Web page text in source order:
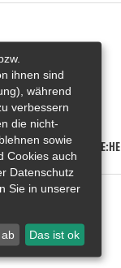
HONDA CR-V
ihnen sind
während
verbessern
die nicht-
sowie
Cookies auch
Datenschutz
Sie in unserer
Das ist ok